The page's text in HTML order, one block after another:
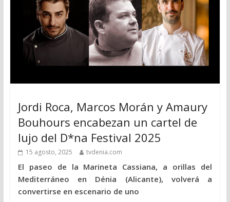
Jordi Roca, Marcos Morán y Amaury
Bouhours encabezan un cartel de
lujo del D*na Festival 2025
15 agosto, 2025 tvdenia.com
El paseo de la Marineta Cassiana, a orillas del
Mediterráneo en Dénia (Alicante), volverá a
convertirse en escenario de uno